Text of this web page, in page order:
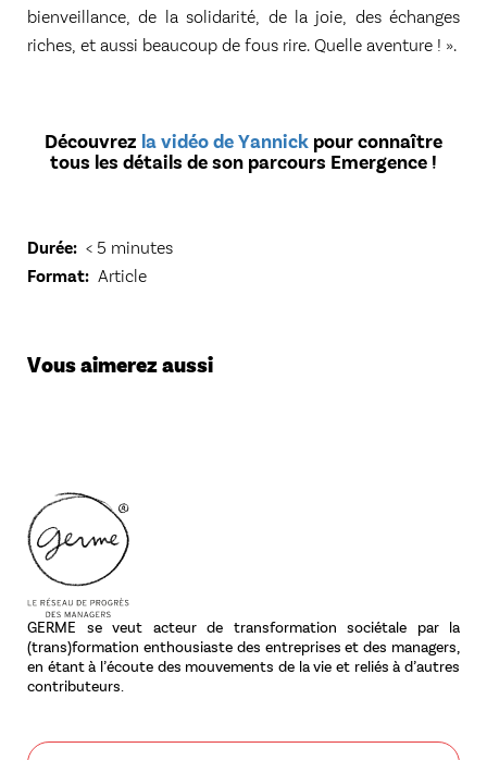
bienveillance, de la solidarité, de la joie, des échanges
riches, et aussi beaucoup de fous rire. Quelle aventure ! ».
Découvrez la vidéo de Yannick pour connaître
tous les détails de son parcours Emergence !
Durée
< 5 minutes
Format
Article
Vous aimerez aussi
GERME se veut acteur de transformation sociétale par la
(trans)formation enthousiaste des entreprises et des managers,
en étant à l’écoute des mouvements de la vie et reliés à d’autres
contributeurs.